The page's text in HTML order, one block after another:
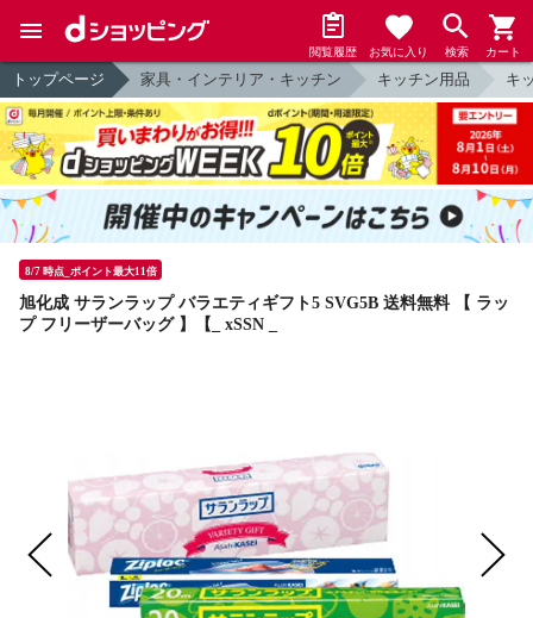
閲覧履歴 お気に入り 検索 カート
トップページ 家具・インテリア・キッチン キッチン用品 キ
8/7 時点_ポイント最大11倍
旭化成 サランラップ バラエティギフト5 SVG5B 送料無料 【 ラッ
プ フリーザーバッグ 】【_ xSSN _